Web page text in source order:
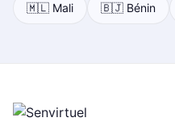
🇲🇱 Mali 🇧🇯 Bénin